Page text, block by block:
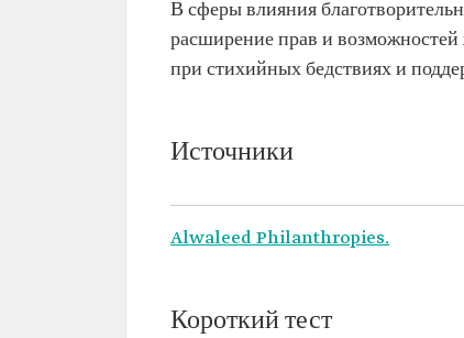
В сферы влияния
расширение прав и
при стихийных бедствиях и
Источники
Alwaleed Philanthropies.
Короткий тест